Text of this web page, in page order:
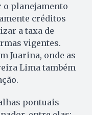
planejamento
créditos
a taxa de
vigentes.
Juarina, onde as
Lima também
pontuais